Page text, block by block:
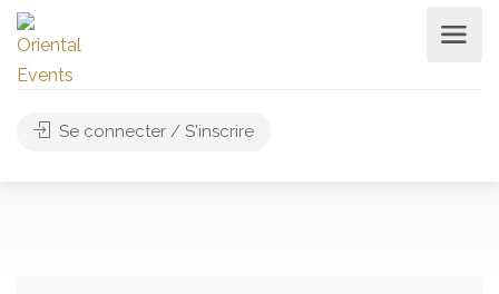
Se connecter / S'inscrire